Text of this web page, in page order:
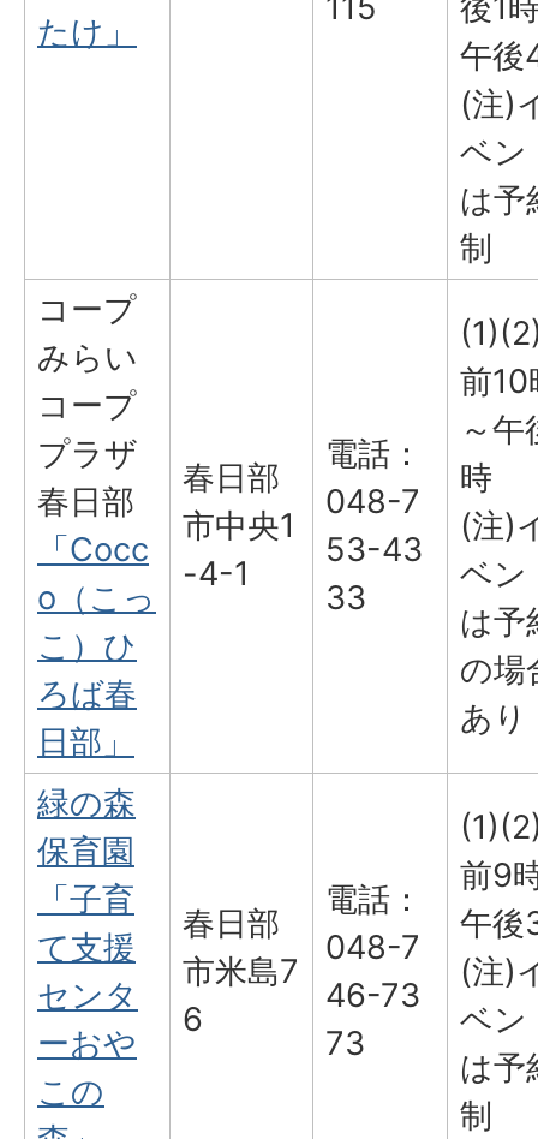
たけ」
午後
(注)
ベン
は予
制
コープ
みらい
コープ
プラザ
春日部
「Cocc
o（こっ
こ）ひ
ろば春
日部」
春日部
市中央1
-4-1
電話：
048-7
53-43
33
前10
～午
時
(注)
ベン
は予
の場
あり
緑の森
保育園
「子育
て支援
センタ
ーおや
この
春日部
市米島7
6
電話：
048-7
46-73
73
前9
午後
(注)
ベン
は予
制